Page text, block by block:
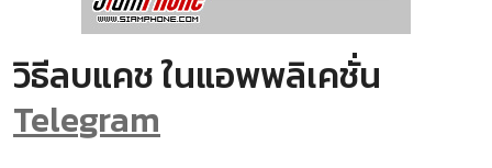
วิธีลบแคช ในแอพพลิเคชั่น
Telegram